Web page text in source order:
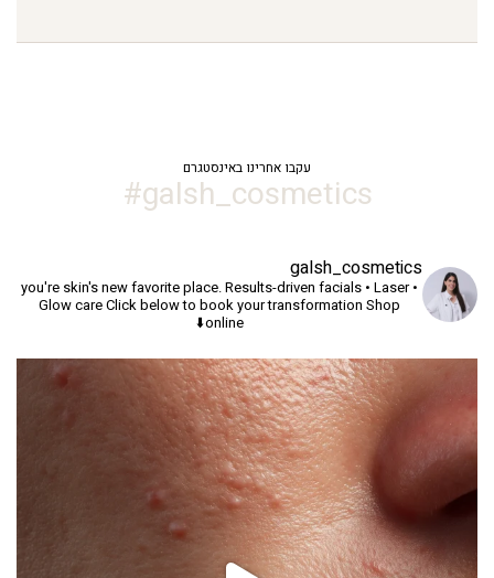
עקבו אחרינו באינסטגרם
galsh_cosmetics#
galsh_cosmetics
you're skin's new favorite place.Results-driven facials • Laser •
Glow careClick below to book your transformation Shop
online⬇️